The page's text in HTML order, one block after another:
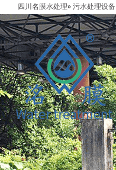
四川名膜水处理» 污水处理设备